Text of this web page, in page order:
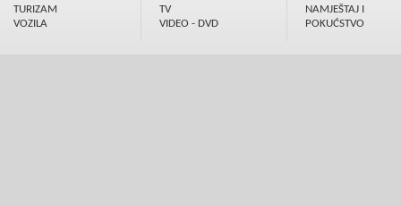
TURIZAM
VOZILA
TV
VIDEO - DVD
NAMJEŠTAJ I
POKUĆSTVO